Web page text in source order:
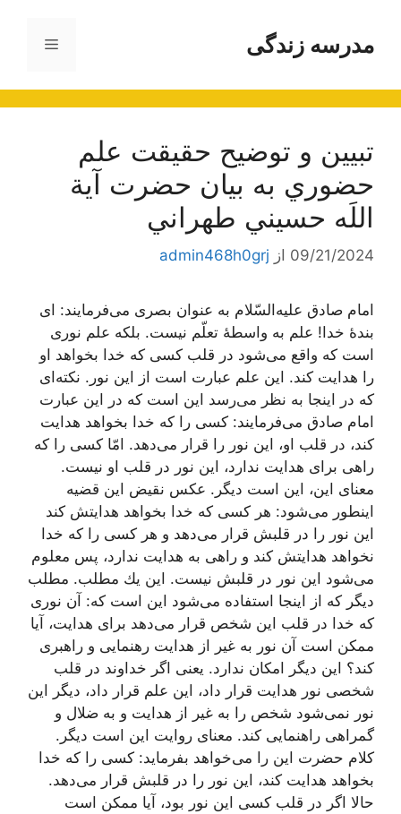
محتوامدرسه زندگی فهرست
تبيين و توضيح حقيقت علم
حضوري به بيان حضرت آية
اللَه حسيني طهراني
09/21/2024 از admin468h0grj
امام صادق علیه‌السّلام به عنوان بصری می‌فرمایند: ای
بندۀ خدا! علم به واسطۀ تعلّم نیست. بلكه علم نوری
است كه واقع می‌شود در قلب كسی كه خدا بخواهد او
را هدایت كند. این علم عبارت است از این نور. نكته‌ای
كه در اینجا به نظر می‌رسد این است كه در این عبارت
امام صادق می‌فرمایند: كسی را كه خدا بخواهد هدایت
كند، در قلب او، این نور را قرار می‌دهد. امّا كسی را كه
راهی برای هدایت ندارد، این نور در قلب او نیست.
معنای این، این است دیگر. عكس نقیض این قضیه
اینطور می‌شود: هر كسی كه خدا بخواهد هدایتش كند
این نور را در قلبش قرار می‌دهد و هر كسی را كه خدا
نخواهد هدایتش كند و راهی به هدایت ندارد، پس معلوم
می‌شود این نور در قلبش نیست. این یك مطلب. مطلب
دیگر كه از اینجا استفاده می‌شود این است كه: آن نوری
كه خدا در قلب این شخص قرار می‌دهد برای هدایت، آیا
ممكن است آن نور به غیر از هدایت رهنمایی و راهبری
كند؟ این دیگر امكان ندارد. یعنی اگر خداوند در قلب
شخصی نور هدایت قرار داد، این علم قرار داد، دیگر این
نور نمی‌شود شخص را به غیر از هدایت و به ضلال و
گمراهی راهنمایی كند. معنای روایت این است دیگر.
كلام حضرت این را می‌خواهد بفرماید: كسی را كه خدا
بخواهد هدایت كند، این نور را در قلبش قرار می‌دهد.
حالا اگر در قلب كسی این نور بود، آیا ممكن است